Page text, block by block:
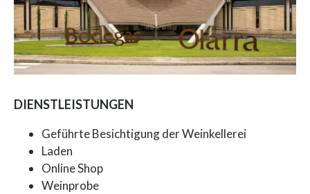
DIENSTLEISTUNGEN
Geführte Besichtigung der Weinkellerei
Laden
Online Shop
Weinprobe